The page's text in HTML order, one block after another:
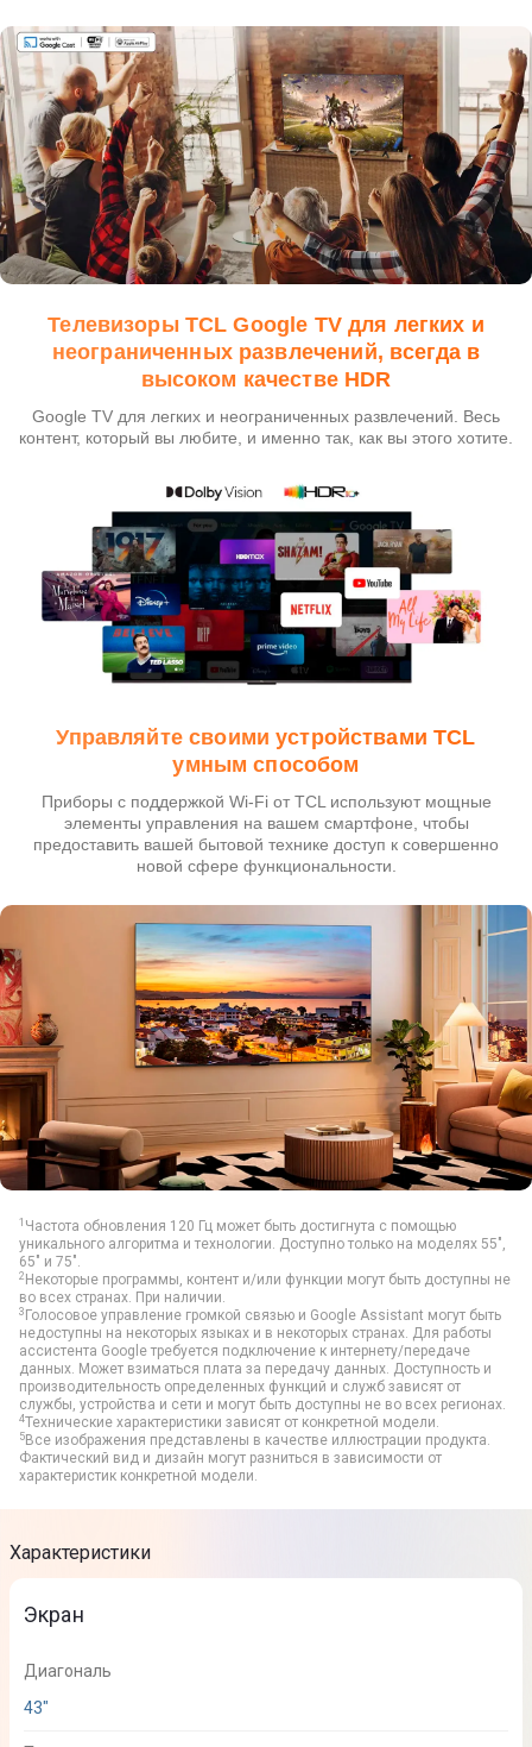
Телевизоры TCL Google TV для легких и
неограниченных развлечений, всегда в
высоком качестве HDR
Google TV для легких и неограниченных развлечений. Весь
контент, который вы любите, и именно так, как вы этого хотите.
Управляйте своими устройствами TCL
умным способом
Приборы с поддержкой Wi-Fi от TCL используют мощные
элементы управления на вашем смартфоне, чтобы
предоставить вашей бытовой технике доступ к совершенно
новой сфере функциональности.
1 Частота обновления 120 Гц может быть достигнута с помощью
уникального алгоритма и технологии. Доступно только на моделях 55",
65" и 75".
2 Некоторые программы, контент и/или функции могут быть доступны не
во всех странах. При наличии.
3 Голосовое управление громкой связью и Google Assistant могут быть
недоступны на некоторых языках и в некоторых странах. Для работы
ассистента Google требуется подключение к интернету/передаче
данных. Может взиматься плата за передачу данных. Доступность и
производительность определенных функций и служб зависят от
службы, устройства и сети и могут быть доступны не во всех регионах.
4Технические характеристики зависят от конкретной модели.
5 Все изображения представлены в качестве иллюстрации продукта.
Фактический вид и дизайн могут разниться в зависимости от
характеристик конкретной модели.
Характеристики
Экран
Диагональ
43"